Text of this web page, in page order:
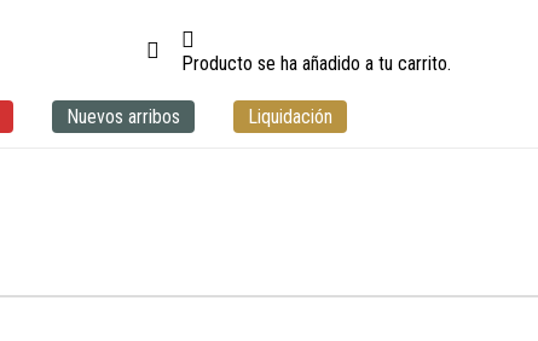
Producto se ha añadido a tu carrito.
Nuevos arribos Liquidación